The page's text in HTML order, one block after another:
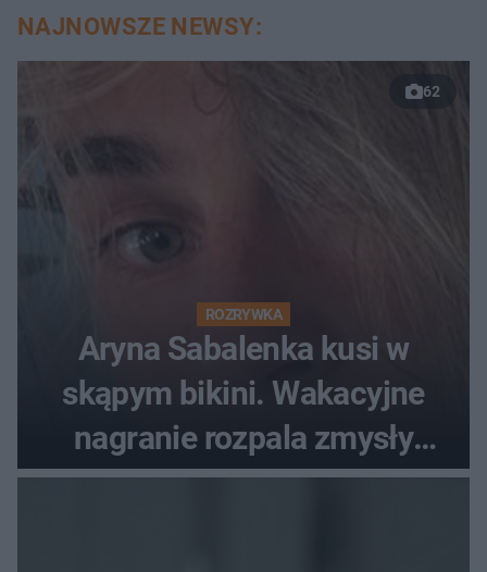
NAJNOWSZE NEWSY:
62
ROZRYWKA
Aryna Sabalenka kusi w
skąpym bikini. Wakacyjne
nagranie rozpala zmysły
fanów